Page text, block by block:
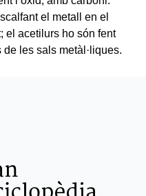
el metall en el
el acetilurs ho són fent
les sals metàl·liques.